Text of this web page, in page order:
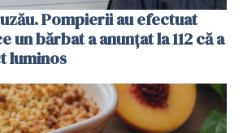
Pompierii au efectuat
un bărbat a anunțat la 112 că a
luminos